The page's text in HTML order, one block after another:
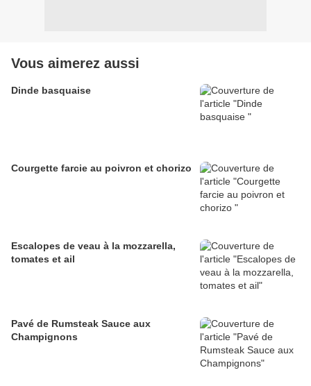
Vous aimerez aussi
Dinde basquaise
Courgette farcie au poivron et chorizo
Escalopes de veau à la mozzarella,
tomates et ail
Pavé de Rumsteak Sauce aux
Champignons